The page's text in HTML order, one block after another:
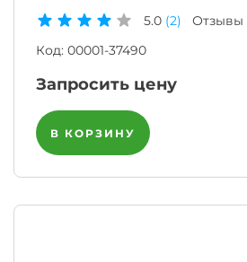
5.0 (2) Отзывы
Код: 00001-37490
Запросить цену
В КОРЗИНУ